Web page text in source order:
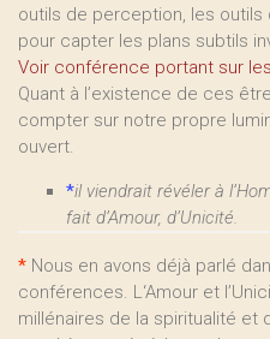
outils de perception, les
pour capter les plans subtils
Voir conférence portant sur les
Quant à l’existence de ces
compter sur notre propre
ouvert.
*il viendrait révéler à
fait d’Amour, d’Unicité.
* Nous en avons déjà parlé
conférences. L‘Amour et
millénaires de la spiritualité et